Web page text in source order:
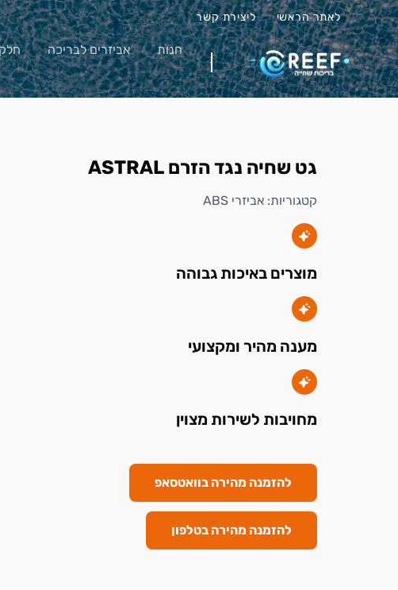
לאתר הראשי ליצירת קשר
חנות אביזרים לבריכה
גט שחיה נגד הזרם ASTRAL
קטגוריות: אביזרי ABS
מוצרים באיכות גבוהה
מענה מהיר ומקצועי
מחויבות לשירות מצוין
להזמנה מהירה בוואטסאפ
להזמנה מהירה בטלפון